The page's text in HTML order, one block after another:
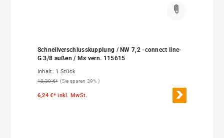
Schnellverschlusskupplung / NW 7,2 -connect line-
G 3/8 außen / Ms vern. 115615
Inhalt: 1 Stück
10,39 €* (Sie sparen 39% )
6,24 €*inkl. MwSt.